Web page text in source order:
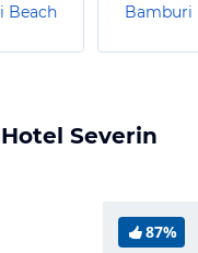
Beach
Bamburi
Severin
87%